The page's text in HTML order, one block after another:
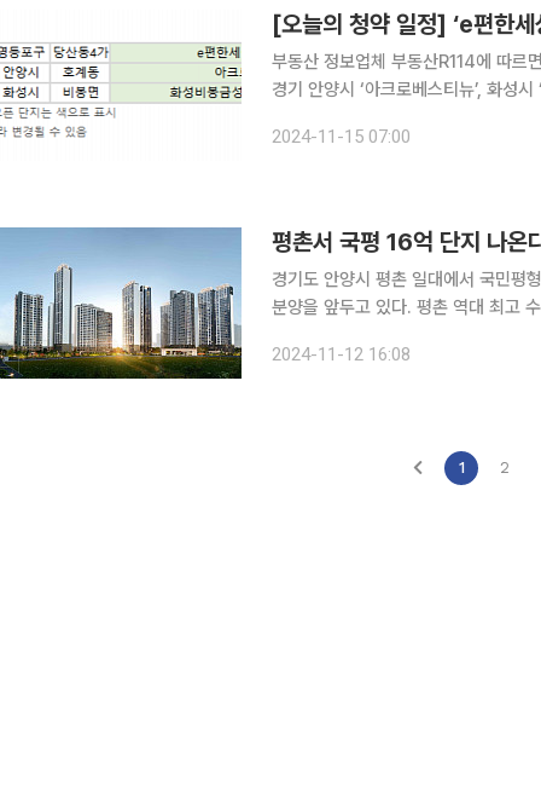
[오늘의 청약 일정] ‘e편한
부동산 정보업체 부동산R114에 따르
경기 안양시 ‘아크로베스티뉴’, 화성
2024-11-15 07:00
평촌서 국평 16억 단지 나
경기도 안양시 평촌 일대에서 국민
분양을 앞두고 있다. 평촌 역대 최고
도 안양시 호계동 '아크로베스티뉴'는
2024-11-12 16:08
1 2